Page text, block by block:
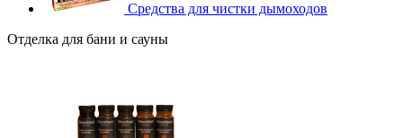
Средства для чистки дымоходов
Отделка для бани и сауны